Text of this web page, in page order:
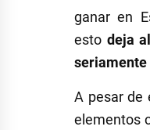
ganar en
esto deja
seriamente
A pesar de
elementos